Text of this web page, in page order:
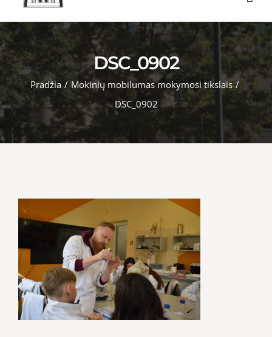
DSC_0902
Pradžia / Mokinių mobilumas mokymosi tikslais /
DSC_0902